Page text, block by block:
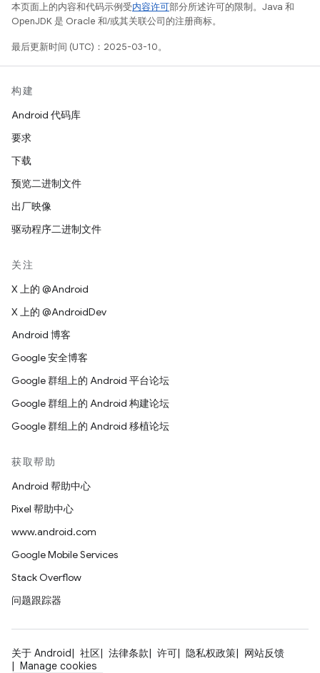
本页面上的内容和代码示例受内容许可部分所述许可的限制。Java 和
OpenJDK 是 Oracle 和/或其关联公司的注册商标。
最后更新时间 (UTC)：2025-03-10。
构建
Android 代码库
要求
下载
预览二进制文件
出厂映像
驱动程序二进制文件
关注
X 上的 @Android
X 上的 @AndroidDev
Android 博客
Google 安全博客
Google 群组上的 Android 平台论坛
Google 群组上的 Android 构建论坛
Google 群组上的 Android 移植论坛
获取帮助
Android 帮助中心
Pixel 帮助中心
www.android.com
Google Mobile Services
Stack Overflow
问题跟踪器
关于 Android 社区 法律条款 许可 隐私权政策
网站反馈
Manage cookies